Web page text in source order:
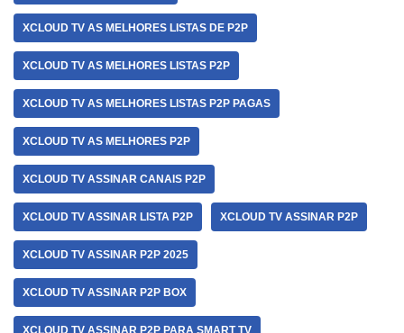
XCLOUD TV AS MELHORES LISTAS DE P2P
XCLOUD TV AS MELHORES LISTAS P2P
XCLOUD TV AS MELHORES LISTAS P2P PAGAS
XCLOUD TV AS MELHORES P2P
XCLOUD TV ASSINAR CANAIS P2P
XCLOUD TV ASSINAR LISTA P2P XCLOUD TV ASSINAR P2P
XCLOUD TV ASSINAR P2P 2025
XCLOUD TV ASSINAR P2P BOX
XCLOUD TV ASSINAR P2P PARA SMART TV